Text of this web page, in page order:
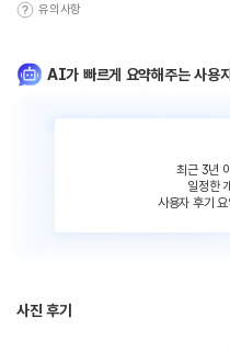
유의사항
AI가 빠르게 요약해주는 사용
최근 3년
일정한
사용자 후기
사진 후기